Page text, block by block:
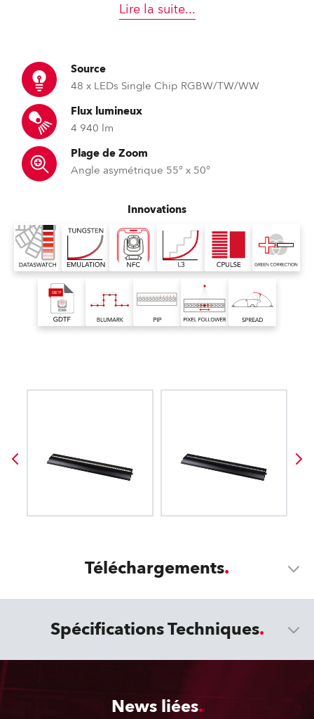
Lire la suite...
Source
48 x LEDs Single Chip RGBW/TW/WW
Flux lumineux
4 940 lm
Plage de Zoom
Angle asymétrique 55° x 50°
Innovations
Téléchargements
Spécifications Techniques
News liées